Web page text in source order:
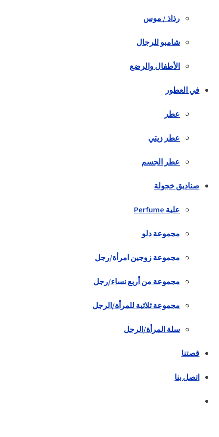
رذاذ / موس
شامبو للرجال
الأطفال والرضع
في العطور
عطر
عطر زيتي
عطر الجسم
صناديق خجولة
علية Perfume
مجموعة دلو
مجموعة زوجين امرأة/رجل
مجموعة من أربع نساء/رجل
مجموعة ثلاثية للمرأة/الرجل
سلة المرأة/الرجل
قصتنا
اتصل بنا